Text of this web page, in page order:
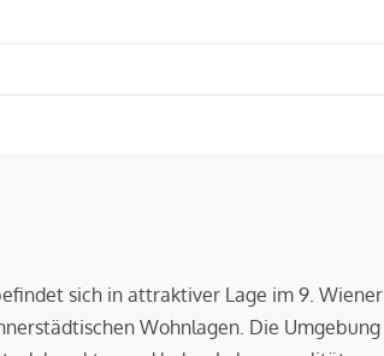
sich in attraktiver Lage im 9.
Wohnlagen. Die